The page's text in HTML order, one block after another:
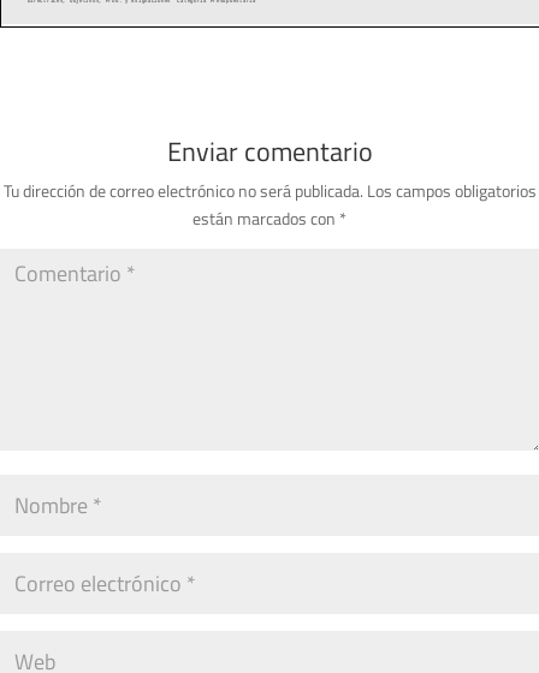
Enviar comentario
Tu dirección de correo electrónico no será publicada. Los campos obligatorios
están marcados con *